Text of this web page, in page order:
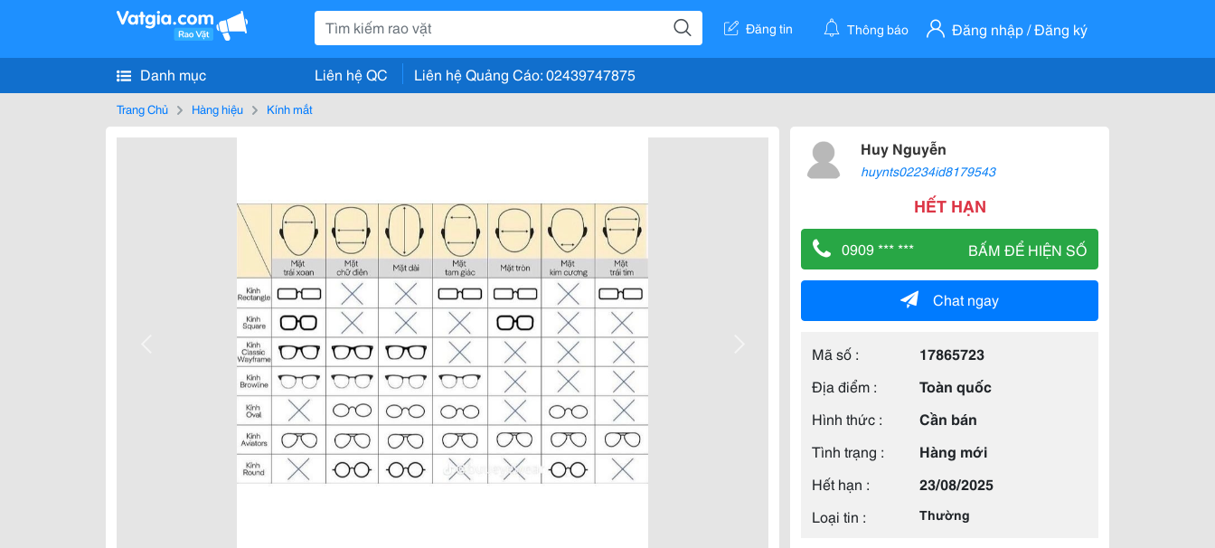
Đăng tin Thông báo Đăng nhập / Đăng ký
Danh mục Liên hệ QC Liên hệ Quảng Cáo: 02439747875
Trang Chủ Hàng hiệu Kính mắt
Huy Nguyễn
huynts02234id8179543
HẾT HẠN
0909 *** *** BẤM ĐỂ HIỆN SỐ
Chat ngay
Mã số :
17865723
Địa điểm :
Toàn quốc
Hình thức :
Cần bán
Tình trạng :
Hàng mới
Hết hạn :
23/08/2025
Loại tin :
Thường